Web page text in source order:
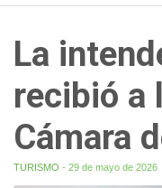
La
recibió a
Cámara
TURISMO - 29 de mayo de 2026